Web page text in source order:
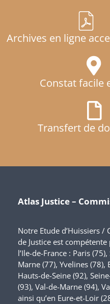
Archives en ligne
Constat facile
Transfert de
Atlas Justice –
Notre Etude d’Huissiers /
de Justice est
l’Ile-de-France : Paris
Marne (77), Yvelines (78),
Hauts-de-Seine (92),
(93), Val-de-Marne (94),
ainsi qu’en Eure-et-Loir